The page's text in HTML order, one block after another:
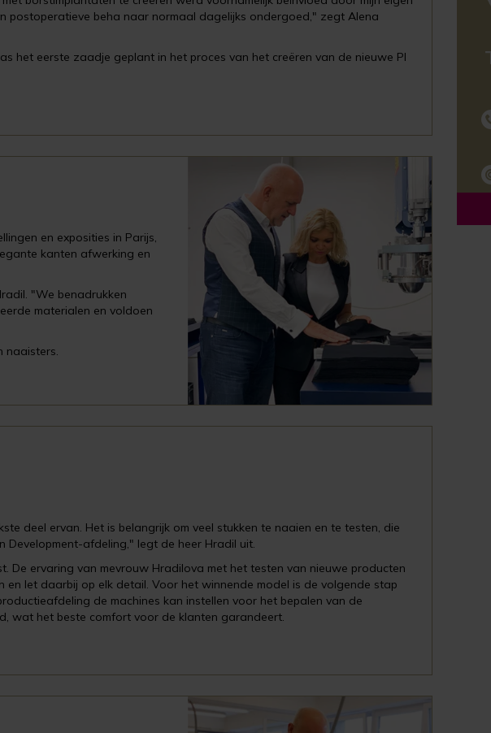
postoperatieve beha naar normaal dagelijks ondergoed," zegt Alena
het eerste zaadje geplant in het proces van het creëren van de nieuwe PI
en exposities in Parijs,
kanten afwerking en
"We benadrukken
materialen en voldoen
naaisters.
deel ervan. Het is belangrijk om veel stukken te naaien en te testen, die
afdeling," legt de heer Hradil uit.
De ervaring van mevrouw Hradilova met het testen van nieuwe producten
let daarbij op elk detail. Voor het winnende model is de volgende stap
de machines kan instellen voor het bepalen van de
wat het beste comfort voor de klanten garandeert.